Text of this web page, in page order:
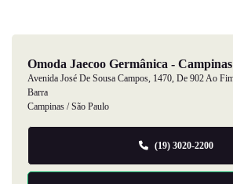
Omoda Jaecoo Germânica - Campinas
Avenida José De Sousa Campos, 1470, De 902 Ao
Barra
Campinas / São Paulo
(19) 3020-2200